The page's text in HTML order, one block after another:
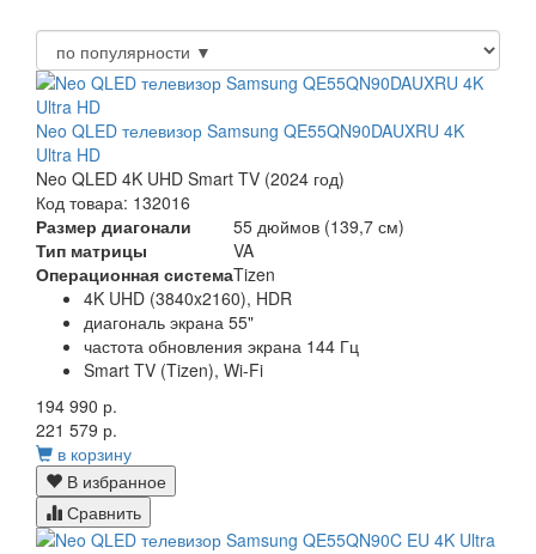
Neo QLED телевизор Samsung QE55QN90DAUXRU 4K
Ultra HD
Neo QLED 4K UHD Smart TV (2024 год)
Код товара: 132016
Размер диагонали
55 дюймов (139,7 см)
Тип матрицы
VA
Операционная системаTizen
4K UHD (3840x2160), HDR
диагональ экрана 55"
частота обновления экрана 144 Гц
Smart TV (Tizen), Wi-Fi
194 990 р.
221 579 р.
в корзину
В избранное
Сравнить